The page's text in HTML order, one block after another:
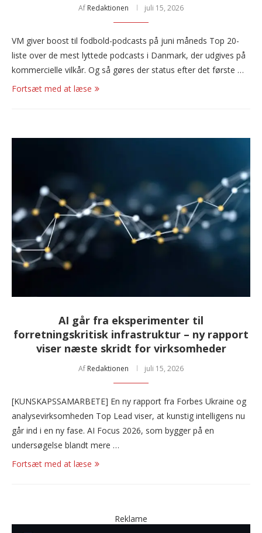
Af Redaktionen juli 15, 2026
VM giver boost til fodbold-podcasts på juni måneds Top 20-
liste over de mest lyttede podcasts i Danmark, der udgives på
kommercielle vilkår. Og så gøres der status efter det første …
Fortsæt med at læse
AI går fra eksperimenter til
forretningskritisk infrastruktur – ny rapport
viser næste skridt for virksomheder
Af Redaktionen juli 15, 2026
[KUNSKAPSSAMARBETE] En ny rapport fra Forbes Ukraine og
analysevirksomheden Top Lead viser, at kunstig intelligens nu
går ind i en ny fase. AI Focus 2026, som bygger på en
undersøgelse blandt mere …
Fortsæt med at læse
Reklame